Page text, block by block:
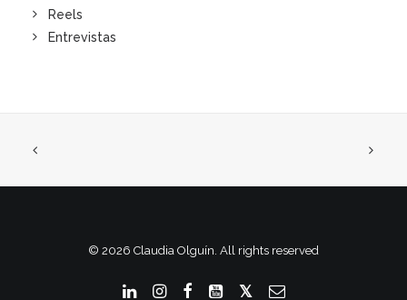
Reels
Entrevistas
© 2026 Claudia Olguín. All rights reserved